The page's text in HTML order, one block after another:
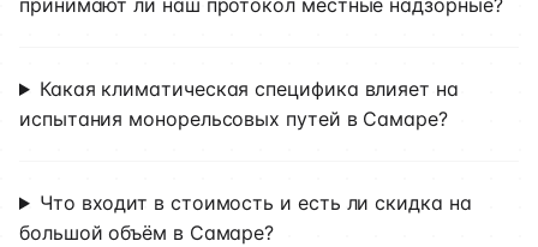
принимают ли наш протокол местные надзорные?
Какая климатическая специфика влияет на
испытания монорельсовых путей в Самаре?
Что входит в стоимость и есть ли скидка на
большой объём в Самаре?